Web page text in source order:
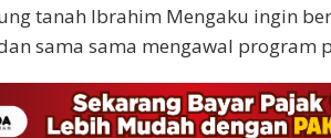
tanah Ibrahim Mengaku ingin
sama sama mengawal program